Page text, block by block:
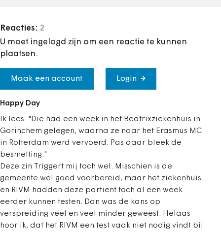
Reacties: 2
U moet ingelogd zijn om een reactie te kunnen
plaatsen.
Maak een account Login
Happy Day
Ik lees: "Die had een week in het Beatrixziekenhuis in
Gorinchem gelegen, waarna ze naar het Erasmus MC
in Rotterdam werd vervoerd. Pas daar bleek de
besmetting."
Deze zin Triggert mij toch wel. Misschien is de
gemeente wel goed voorbereid, maar het ziekenhuis
en RIVM hadden deze partiënt toch al een week
eerder kunnen testen. Dan was de kans op
verspreiding veel en veel minder geweest. Helaas
hoor ik, dat het RIVM een test vaak niet nodig vindt bij